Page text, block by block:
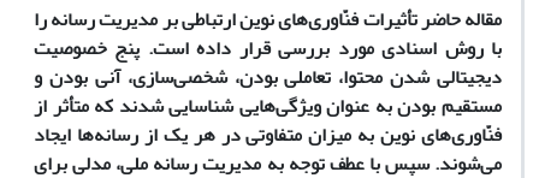
مقاله حاضر تأثیرات فنّاوری‌های نوین ارتباطی بر مدیریت رسانه را
با روش اسنادی مورد بررسی قرار داده است. پنج خصوصیت
دیجیتالی شدن محتوا، تعاملی بودن، شخصی‌سازی، آنی بودن و
مستقیم بودن به عنوان ویژگی‌هایی شناسایی شدند که متأثر از
فنّاوری‌های نوین به میزان متفاوتی در هر یک از رسانه‌ها ایجاد
می‌شوند. سپس با عطف توجه به مدیریت رسانه ملی، مدلی برای